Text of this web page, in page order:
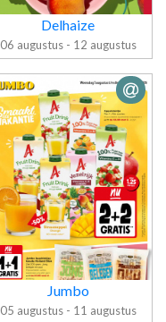
Folder Delhaize
Delhaize
06 augustus - 12 augustus
Jumbo
05 augustus - 11 augustus